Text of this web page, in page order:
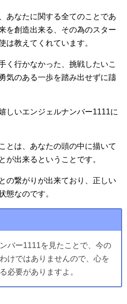
あなたに関する全てのことであ
を創造出来る、その為のスター
は教えてくれています。
く行かなかった、挑戦したいこ
気のある一歩を踏み出せずに躊
しいエンジェルナンバー1111に
とは、あなたの頭の中に描いて
が出来るということです。
の繋がりが出来ており、正しい
態なのです。
バー1111を見たことで、今の
けではありませんので、心を
必要がありますよ。